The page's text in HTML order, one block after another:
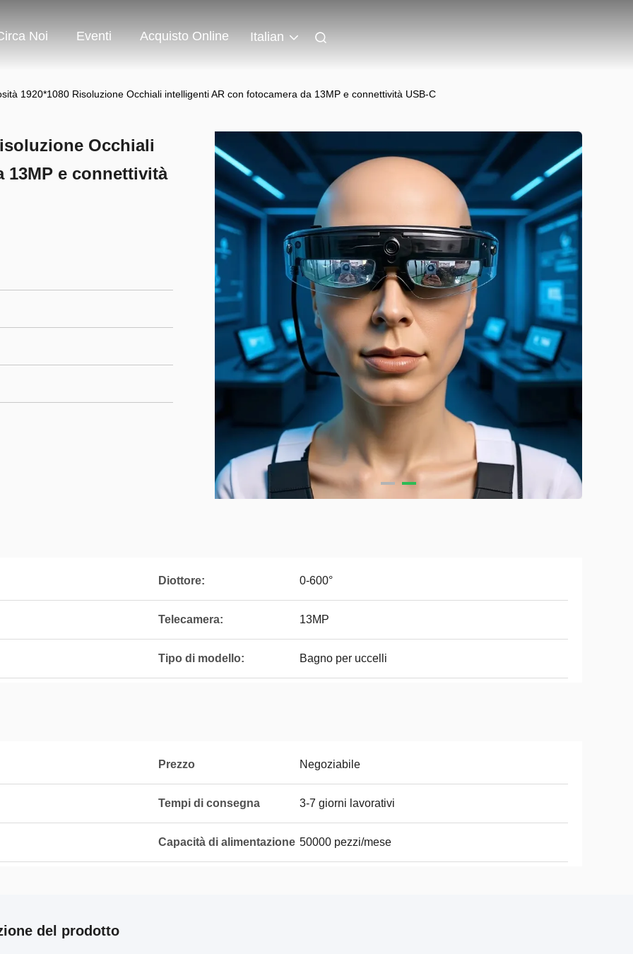
Noi Eventi Acquisto Online Italian
1920*1080 Risoluzione Occhiali intelligenti AR con fotocamera da 13MP e connettività USB-C
Occhiali
13MP e connettività
Diottore: 0-600°
Telecamera: 13MP
Tipo di modello: Bagno per uccelli
Prezzo Negoziabile
Tempi di consegna 3-7 giorni lavorativi
Capacità di alimentazione 50000 pezzi/mese
del prodotto